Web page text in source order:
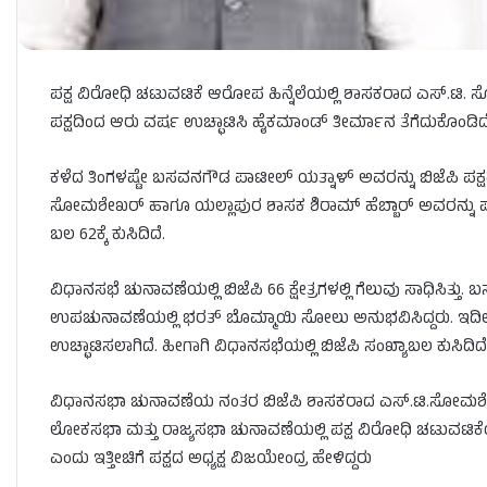
ಪಕ್ಷ ವಿರೋಧಿ ಚಟುವಟಿಕೆ ಆರೋಪ ಹಿನ್ನೆಲೆಯಲ್ಲಿ ಶಾಸಕರಾದ ಎಸ್.ಟಿ.
ಪಕ್ಷದಿಂದ ಆರು ವರ್ಷ ಉಚ್ಛಾಟಿಸಿ ಹೈಕಮಾಂಡ್ ತೀರ್ಮಾನ
ಕಳೆದ ತಿಂಗಳಷ್ಟೇ ಬಸವನಗೌಡ ಪಾಟೀಲ್‌ ಯತ್ನಾಳ್‌ ಅವರನ್ನು ಬಿಜೆಪಿ
ಸೋಮಶೇಖರ್‌ ಹಾಗೂ ಯಲ್ಲಾಪುರ ಶಾಸಕ ಶಿರಾಮ್ ಹೆಬ್ಬಾರ್‌
ಬಲ 62ಕ್ಕೆ ಕುಸಿದಿದೆ.
ವಿಧಾನಸಭೆ ಚುನಾವಣೆಯಲ್ಲಿ ಬಿಜೆಪಿ 66 ಕ್ಷೇತ್ರಗಳಲ್ಲಿ ಗೆಲುವು
ಉಪಚುನಾವಣೆಯಲ್ಲಿ ಭರತ್ ಬೊಮ್ಮಾಯಿ ಸೋಲು ಅನುಭವಿಸಿದ್ದರು.
ಉಚ್ಛಾಟಿಸಲಾಗಿದೆ. ಹೀಗಾಗಿ ವಿಧಾನಸಭೆಯಲ್ಲಿ ಬಿಜೆಪಿ ಸಂಖ್ಯಾಬಲ
ವಿಧಾನಸಭಾ ಚುನಾವಣೆಯ ನಂತರ ಬಿಜೆಪಿ ಶಾಸಕರಾದ
ಲೋಕಸಭಾ ಮತ್ತು ರಾಜ್ಯಸಭಾ ಚುನಾವಣೆಯಲ್ಲಿ ಪಕ್ಷ ವಿರೋಧಿ
ಎಂದು ಇತ್ತೀಚಿಗೆ ಪಕ್ಷದ ಅಧ್ಯಕ್ಷ ವಿಜಯೇಂದ್ರ ಹೇಳಿದ್ದರು